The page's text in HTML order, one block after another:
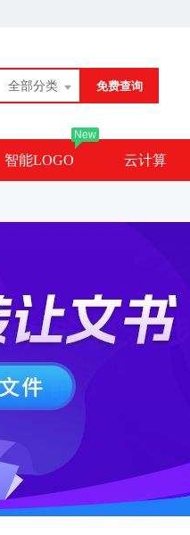
全部分类 免费查询
智能LOGO
New
云计算